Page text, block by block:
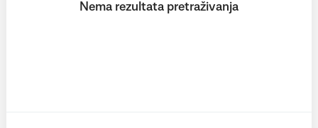
Nema rezultata pretraživanja